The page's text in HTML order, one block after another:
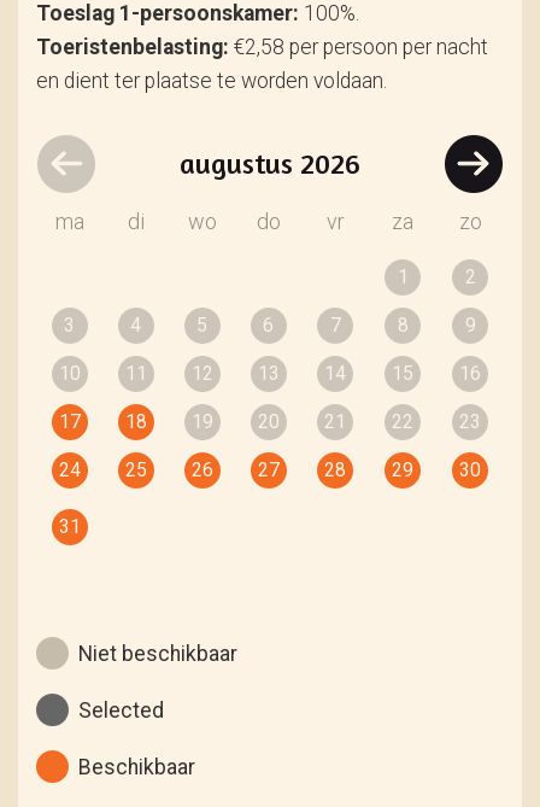
Toeslag 1-persoonskamer: 100%.
Toeristenbelasting: €2,58 per persoon per nacht
en dient ter plaatse te worden voldaan.
augustus 2026
ma di wo do vr za zo
1 2
3 4 5 6 7 8 9
10 11 12 13 14 15 16
17 18 19 20 21 22 23
24 25 26 27 28 29 30
31
Niet beschikbaar
Selected
Beschikbaar